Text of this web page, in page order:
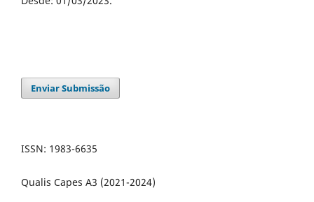
Enviar Submissão
ISSN: 1983-6635
Qualis Capes A3 (2021-2024)